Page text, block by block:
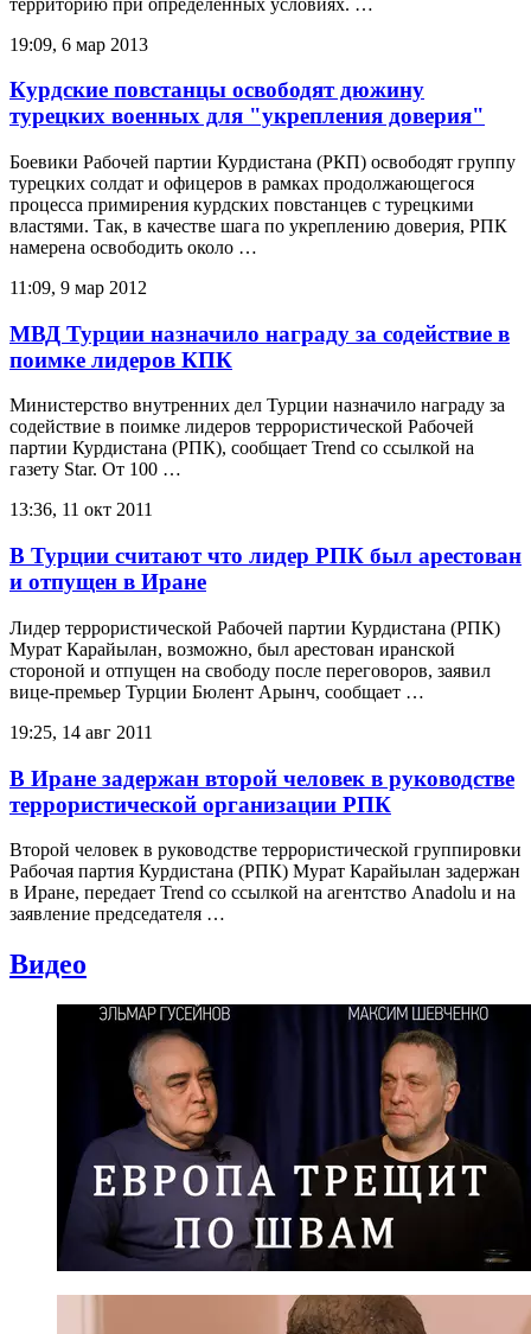
19:09, 6 мар 2013
Курдские повстанцы освободят дюжину
турецких военных для "укрепления доверия"
Боевики Рабочей партии Курдистана (РКП) освободят группу
турецких солдат и офицеров в рамках продолжающегося
процесса примирения курдских повстанцев с турецкими
властями. Так, в качестве шага по укреплению доверия, РПК
намерена освободить около …
11:09, 9 мар 2012
МВД Турции назначило награду за содействие в
поимке лидеров КПК
Министерство внутренних дел Турции назначило награду за
содействие в поимке лидеров террористической Рабочей
партии Курдистана (РПК), сообщает Trend со ссылкой на
газету Star. От 100 …
13:36, 11 окт 2011
В Турции считают что лидер РПК был арестован
и отпущен в Иране
Лидер террористической Рабочей партии Курдистана (РПК)
Мурат Карайылан, возможно, был арестован иранской
стороной и отпущен на свободу после переговоров, заявил
вице-премьер Турции Бюлент Арынч, сообщает …
19:25, 14 авг 2011
В Иране задержан второй человек в руководстве
террористической организации РПК
Второй человек в руководстве террористической группировки
Рабочая партия Курдистана (РПК) Мурат Карайылан задержан
в Иране, передает Trend со ссылкой на агентство Anadolu и на
заявление председателя …
Видео